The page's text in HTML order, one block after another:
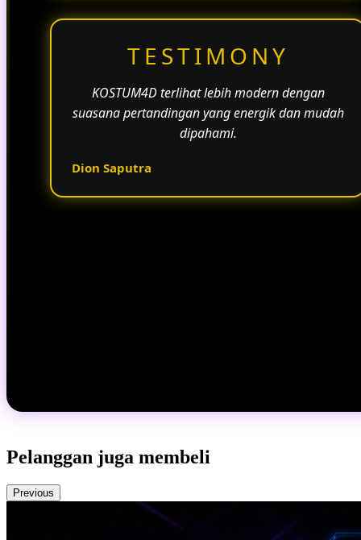
TESTIMONY
KOSTUM4D terlihat lebih modern dengan
suasana pertandingan yang energik dan mudah
dipahami.
Dion Saputra
Pelanggan juga membeli
Previous